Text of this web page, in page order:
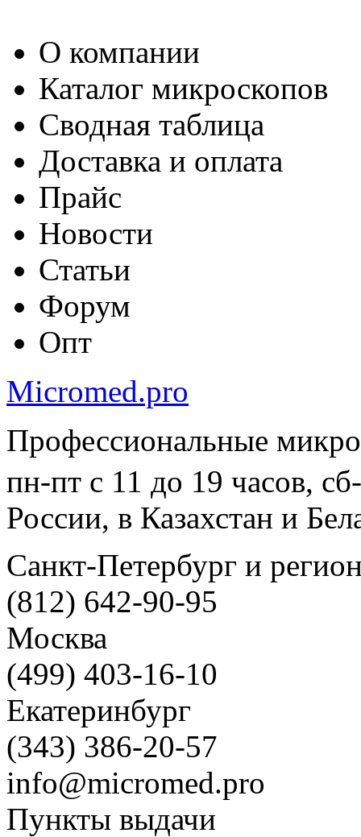
О компании
Каталог микроскопов
Сводная таблица
Доставка и оплата
Прайс
Новости
Статьи
Форум
Опт
Micromed.pro
Профессиональные
пн-пт с 11 до 19 часов,
России, в Казахстан и
Санкт-Петербург и
(812) 642-90-95
Москва
(499) 403-16-10
Екатеринбург
(343) 386-20-57
info@micromed.pro
Пункты выдачи